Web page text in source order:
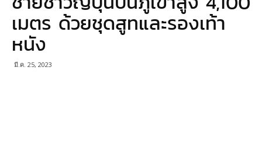
เมตร ด้วยชุดสูทและรองเท้า
หนัง
มี.ค. 25, 2023